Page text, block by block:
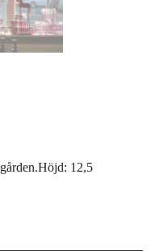
12,5